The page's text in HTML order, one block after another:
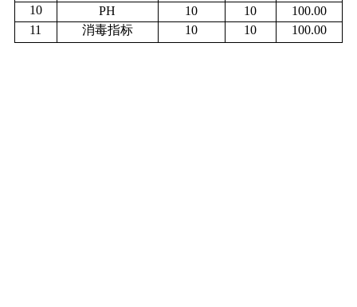
10
PH 10 10
100.00
11
消毒指标 10 10 100.00